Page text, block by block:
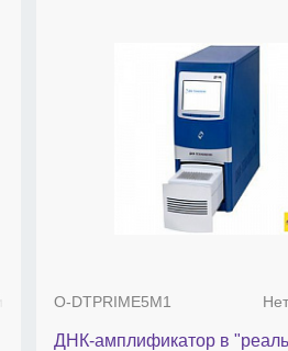
О-DTPRIME5M1
ДНК-амплификатор в